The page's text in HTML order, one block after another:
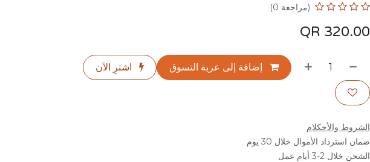
(مراجعة 0)
320.00
إضافة إلى عربة التسوق اشترِ الآن
الشروط والأحكلام
ضمان استرداد الأموال خلال 30 يوم
الشحن خلال 2-3 أيام عمل